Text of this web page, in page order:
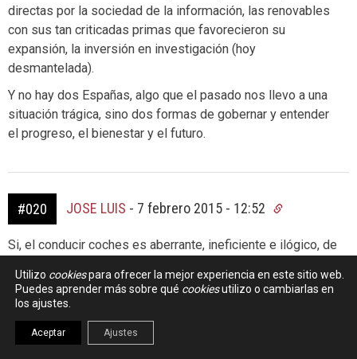
directas por la sociedad de la información, las renovables
con sus tan criticadas primas que favorecieron su
expansión, la inversión en investigación (hoy
desmantelada).
Y no hay dos Españas, algo que el pasado nos llevo a una
situación trágica, sino dos formas de gobernar y entender
el progreso, el bienestar y el futuro.
#020 JOSE LUIS - 7 febrero 2015 - 12:52
Si, el conducir coches es aberrante, ineficiente e ilógico, de
a diario.
Pero indepedientemente que sea una inmensa mentira
publicitaria, muchos conductores se sienten reconfortados,
con la falacia de la libertad, el estatus social o la falsa
Utilizo cookiespara ofrecer la mejor experiencia en este sitio web.
Puedes aprender más sobre qué cookiesutilizo o cambiarlas en
los ajustes.
Aceptar Ajustes